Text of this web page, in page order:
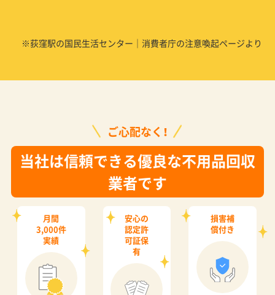
※荻窪駅の国民生活センター｜消費者庁の注意喚起ページより
ご心配なく！
当社は信頼できる優良な不用品回収
業者です
月間
3,000件
実績
安心の
認定許
可証保
有
損害補
償付き